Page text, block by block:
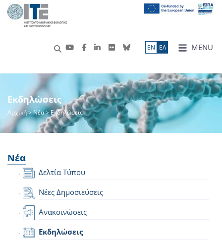
MENU
ΕN ΕΛ
Εκδηλώσεις
Αρχική>Νέα> Εκδηλώσεις
Νέα
Δελτία Τύπου
Νέες Δημοσιεύσεις
Ανακοινώσεις
Εκδηλώσεις